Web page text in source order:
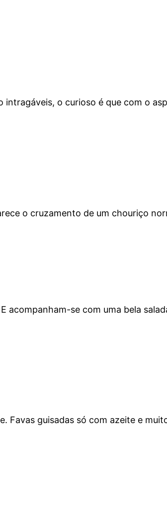
intragáveis, o curioso é que com o
o cruzamento de um chouriço
acompanham-se com uma bela
Favas guisadas só com azeite e